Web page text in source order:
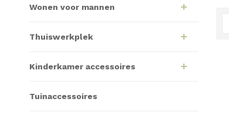
Wonen voor mannen
Thuiswerkplek
Kinderkamer accessoires
Tuinaccessoires